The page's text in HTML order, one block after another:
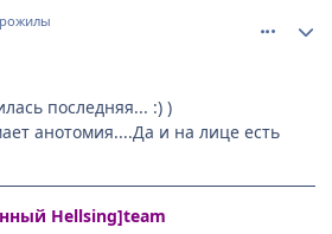
последняя... :) )
анотомия....Да и на лице есть
Hellsing]team